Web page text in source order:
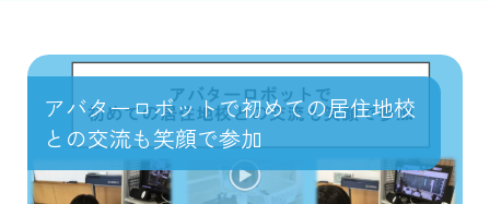
アバターロボットで初めての居住地校
との交流も笑顔で参加